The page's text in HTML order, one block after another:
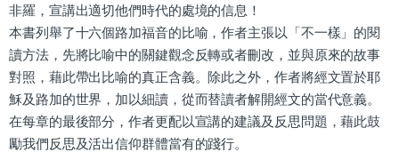
非羅，宣講出適切他們時代的處境的信息！
本書列舉了十六個路加福音的比喻，作者主張以「不一樣」的閱
讀方法，先將比喻中的關鍵觀念反轉或者刪改，並與原來的故事
對照，藉此帶出比喻的真正含義。除此之外，作者將經文置於耶
穌及路加的世界，加以細讀，從而替讀者解開經文的當代意義。
在每章的最後部分，作者更配以宣講的建議及反思問題，藉此鼓
勵我們反思及活出信仰群體當有的踐行。